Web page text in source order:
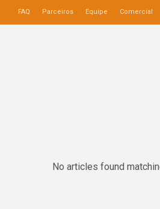
FAQ Parceiros Equipe Comercial
No articles found